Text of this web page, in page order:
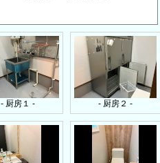
- 厨房１ - - 厨房２ -